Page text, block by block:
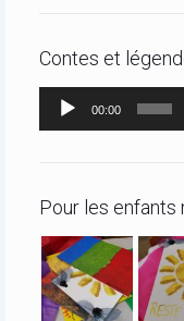
Contes et
Lecteur
00:00
Pour les enfants